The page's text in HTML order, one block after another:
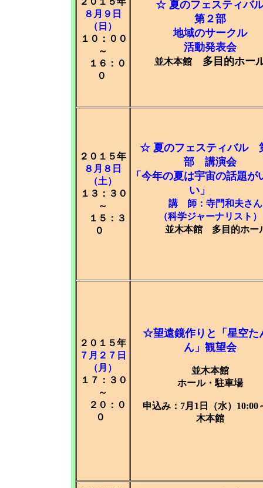
８月９日
（日）
１０：００
～
１６：０
０
☆ 夏のフェスティバ
第２部
地域のサークル
活動発表会
並木本館多目的ホー
２０１５年
８月８日
（土）
１３：３０
～
１５：３
０
☆ 夏のフェスティバル
部 講演会
「今年の夏は宇宙の話題が
い」
講 師：寺門和夫さん
（科学ジャーナリスト）
並木本館多目的ホー
２０１５年
７月２７日
（月）
１７：３０
～
２０：０
０
☆望遠鏡作りと「星空た
ん」観望会
並木本館
ホール・駐車場
申込み：7月1日（水）
木本館